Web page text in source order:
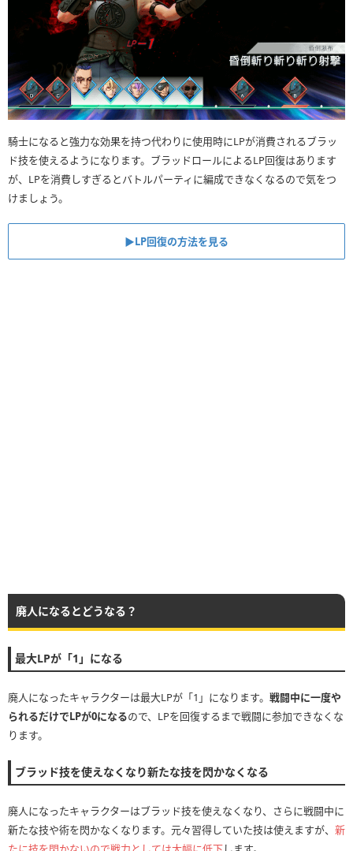
騎士になると強力な効果を持つ代わりに使用時にLPが消費されるブラッ
ド技を使えるようになります。ブラッドロールによるLP回復はあります
が、LPを消費しすぎるとバトルパーティに編成できなくなるので気をつ
けましょう。
▶︎LP回復の方法を見る
廃人になるとどうなる？
最大LPが「1」になる
廃人になったキャラクターは最大LPが「1」になります。 戦闘中に一度や
られるだけでLPが0になるので、LPを回復するまで戦闘に参加できなくな
ります。
ブラッド技を使えなくなり新たな技を閃かなくなる
廃人になったキャラクターはブラッド技を使えなくなり、さらに戦闘中に
新たな技や術を閃かなくなります。元々習得していた技は使えますが、 新